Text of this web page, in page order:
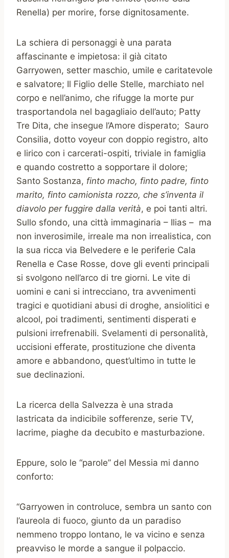
Renella) per morire, forse dignitosamente.
La schiera di personaggi è una parata
affascinante e impietosa: il già citato
Garryowen, setter maschio, umile e caritatevole
e salvatore; Il Figlio delle Stelle, marchiato nel
corpo e nell’animo, che rifugge la morte pur
trasportandola nel bagagliaio dell’auto; Patty
Tre Dita, che insegue l’Amore disperato; Sauro
Consilia, dotto voyeur con doppio registro, alto
e lirico con i carcerati-ospiti, triviale in famiglia
e quando costretto a sopportare il dolore;
Santo Sostanza, finto macho, finto padre, finto
marito, finto camionista rozzo, che s’inventa il
diavolo per fuggire dalla verità, e poi tanti altri.
Sullo sfondo, una città immaginaria – Ilias – ma
non inverosimile, irreale ma non irrealistica, con
la sua ricca via Belvedere e le periferie Cala
Renella e Case Rosse, dove gli eventi principali
si svolgono nell’arco di tre giorni. Le vite di
uomini e cani si intrecciano, tra avvenimenti
tragici e quotidiani abusi di droghe, ansiolitici e
alcool, poi tradimenti, sentimenti disperati e
pulsioni irrefrenabili. Svelamenti di personalità,
uccisioni efferate, prostituzione che diventa
amore e abbandono, quest’ultimo in tutte le
sue declinazioni.
La ricerca della Salvezza è una strada
lastricata da indicibile sofferenze, serie TV,
lacrime, piaghe da decubito e masturbazione.
Eppure, solo le “parole” del Messia mi danno
conforto:
“Garryowen in controluce, sembra un santo con
l’aureola di fuoco, giunto da un paradiso
nemmeno troppo lontano, le va vicino e senza
preavviso le morde a sangue il polpaccio.